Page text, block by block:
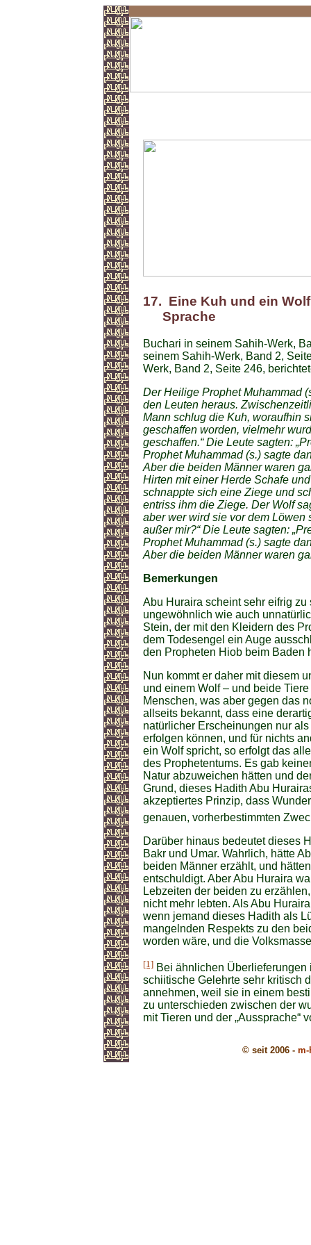
17. Eine Kuh und ein
Sprache
Buchari in seinem Sahih-Werk,
seinem Sahih-Werk, Band 2,
Werk, Band 2, Seite 246,
Der Heilige Prophet Muhammad
den Leuten heraus.
Mann schlug die Kuh, woraufhin
geschaffen worden, vielmehr
geschaffen.“ Die Leute sagten:
Prophet Muhammad (s.) sagte
Aber die beiden Männer waren
Hirten mit einer Herde Schafe
schnappte sich eine Ziege und
entriss ihm die Ziege. Der Wolf
aber wer wird sie vor dem Löwen
außer mir?“ Die Leute sagten:
Prophet Muhammad (s.) sagte
Aber die beiden Männer waren
Bemerkungen
Abu Huraira scheint sehr eifrig
ungewöhnlich wie auch
Stein, der mit den Kleidern des
dem Todesengel ein Auge
den Propheten Hiob beim Baden
Nun kommt er daher mit diesem
und einem Wolf – und beide
Menschen, was aber gegen das
allseits bekannt, dass eine
natürlicher Erscheinungen nur
erfolgen können, und für nichts
ein Wolf spricht, so erfolgt das
des Prophetentums. Es gab
Natur abzuweichen hätten und
Grund, dieses Hadith Abu
akzeptiertes Prinzip, dass
genauen, vorherbestimmten
Darüber hinaus bedeutet dieses
Bakr und Umar. Wahrlich, hätte
beiden Männer erzählt, und
entschuldigt. Aber Abu Huraira
Lebzeiten der beiden zu
nicht mehr lebten. Als Abu
wenn jemand dieses Hadith als
mangelnden Respekts zu den
worden wäre, und die
[1] Bei ähnlichen
schiitische Gelehrte sehr kritisch
annehmen, weil sie in einem
zu unterschieden zwischen der
mit Tieren und der „Aussprache“
© seit 2006 - m-